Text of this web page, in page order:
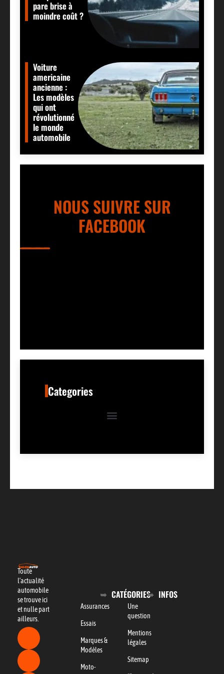
pare brise à
moindre coût ?
Voiture
americaine
ancienne :
Les modèles
qui ont
révolutionné
le monde
automobile
NOUS SUIVRE SUR
FACEBOOK
Categories
Toute
l’actualité
automobile
se trouve ici
et nulle part
ailleurs.
CATÉGORIES
Assurances
Essais
Marques &
Modèles
Moto-
INFOS
Une
question
Mentions
légales
Sitemap